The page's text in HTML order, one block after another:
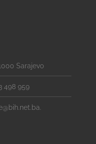
Sarajevo
498 959